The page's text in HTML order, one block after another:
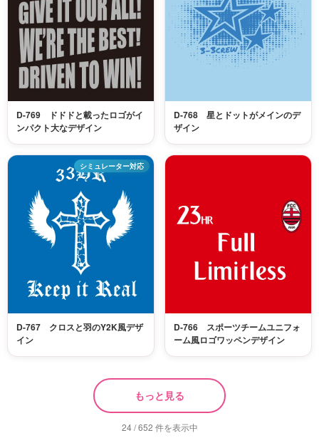
D-769 ドドドと載ったロゴがイ
ンパクト大なデザイン
D-768 星とドットがメインのデ
ザイン
シミュレーター対応
D-767 クロスと羽のY2K風デザ
イン
D-766 スポーツチームユニフォ
ーム風ロゴワッペンデザイン
もっと見る
24 / 652 件を表示中